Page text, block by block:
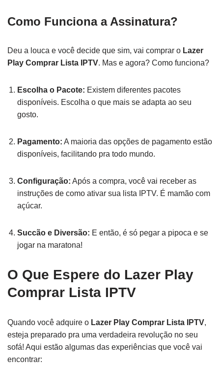
Como Funciona a Assinatura?
Deu a louca e você decide que sim, vai comprar o Lazer
Play Comprar Lista IPTV. Mas e agora? Como funciona?
Escolha o Pacote: Existem diferentes pacotes
disponíveis. Escolha o que mais se adapta ao seu
gosto.
Pagamento: A maioria das opções de pagamento estão
disponíveis, facilitando pra todo mundo.
Configuração: Após a compra, você vai receber as
instruções de como ativar sua lista IPTV. É mamão com
açúcar.
Succão e Diversão: E então, é só pegar a pipoca e se
jogar na maratona!
O Que Espere do Lazer Play
Comprar Lista IPTV
Quando você adquire o Lazer Play Comprar Lista IPTV,
esteja preparado pra uma verdadeira revolução no seu
sofá! Aqui estão algumas das experiências que você vai
encontrar: